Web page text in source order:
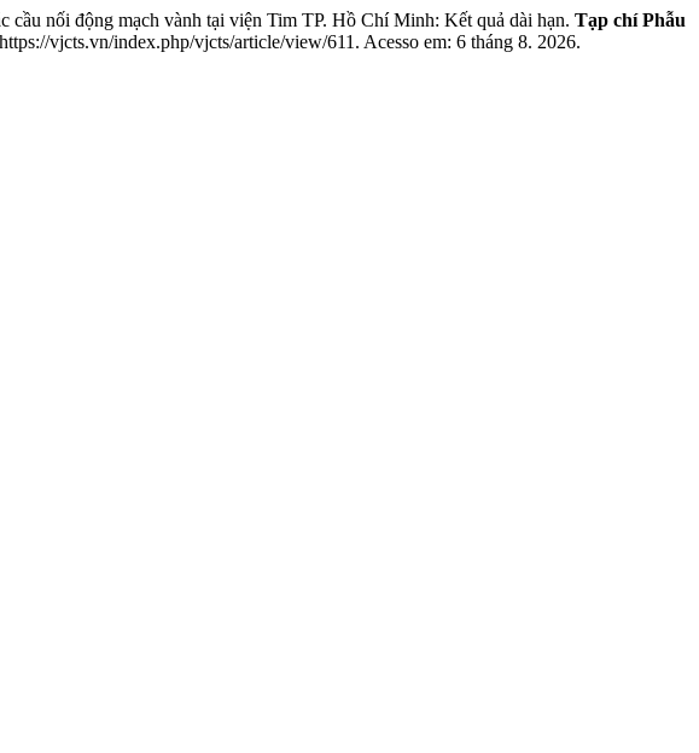
nối động mạch vành tại viện Tim TP. Hồ Chí Minh: Kết quả dài hạn. Tạp chí Phẫu
vjcts.vn/index.php/vjcts/article/view/611. Acesso em: 6 tháng 8. 2026.